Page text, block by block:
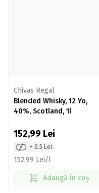
Chivas Regal
Blended Whisky, 12 Yo,
40%, Scotland, 1l
152,99 Lei
+ 0.5 Lei
152,99 Lei/l
Adaugă în coș